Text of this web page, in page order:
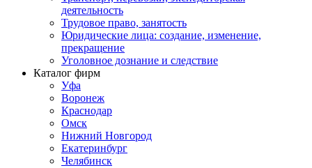
деятельность
Трудовое право, занятость
Юридические лица: создание, изменение,
прекращение
Уголовное дознание и следствие
Каталог фирм
Уфа
Воронеж
Краснодар
Омск
Нижний Новгород
Екатеринбург
Челябинск